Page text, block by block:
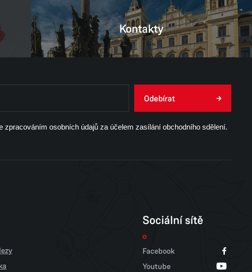
Kontakty
Odebírat
zpracováním osobních údajů za účelem zasílání obchodního sdělení.
Sociální sítě
Facebook
Youtube